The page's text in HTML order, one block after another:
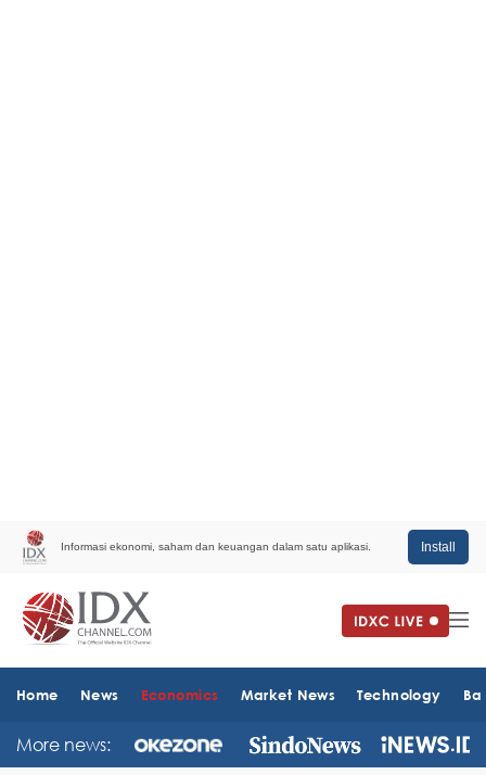
Informasi ekonomi, saham dan keuangan dalam satu aplikasi. Install
Home News Economics Market News Technology
More news: